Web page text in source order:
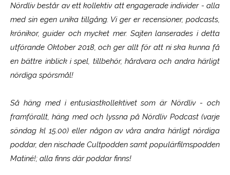
Nördliv består av ett kollektiv att engagerade individer - alla
med sin egen unika tillgång. Vi ger er recensioner, podcasts,
krönikor, guider och mycket mer. Sajten lanserades i detta
utförande Oktober 2018, och ger allt för att ni ska kunna få
en bättre inblick i spel, tillbehör, hårdvara och andra härligt
nördiga spörsmål!
Så häng med i entusiastkollektivet som ärNördliv- och
framförallt, häng med och lyssna på Nördliv Podcast (varje
söndag kl 15.00) eller någon av våra andra härligt nördiga
poddar, den nischade Cultpodden samt populärfilmspodden
Matiné!; alla finns där poddar finns!